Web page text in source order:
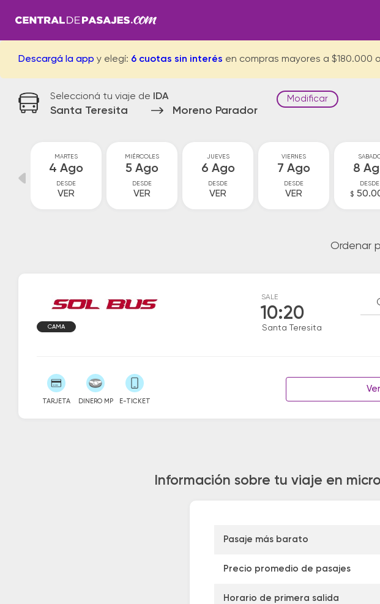
Descargá la app y elegí: 6 cuotas sin interés en compras mayores a $180.000 o
Seleccioná tu viaje de IDA
Santa Teresita Moreno Parador
Modificar
MARTES
4 Ago
DESDE
VER
MIÉRCOLES
5 Ago
DESDE
VER
JUEVES
6 Ago
DESDE
VER
VIERNES
7 Ago
DESDE
VER
8
DESDE
$
Ordenar
SALE
10:20
Santa Teresita
CAMA
TARJETA DINERO MP E-TICKET
Información sobre tu viaje en
Pasaje más barato
Precio promedio de pasajes
Horario de primera salida